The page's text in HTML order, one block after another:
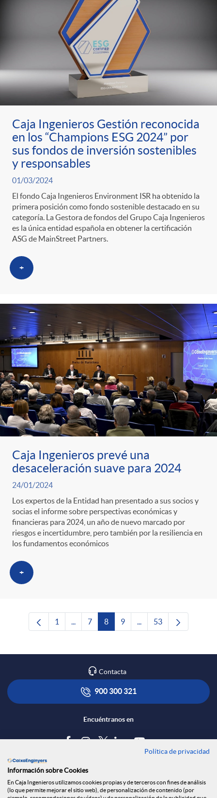
Caja Ingenieros Gestión reconocida
en los “Champions ESG 2024” por
sus fondos de inversión sostenibles
y responsables
01/03/2024
El fondo Caja Ingenieros Environment ISR ha obtenido la
primera posición como fondo sostenible destacado en su
categoría. La Gestora de fondos del Grupo Caja Ingenieros
es la única entidad española en obtener la certificación
ASG de MainStreet Partners.
+
Caja Ingenieros prevé una
desaceleración suave para 2024
24/01/2024
Los expertos de la Entidad han presentado a sus socios y
socias el informe sobre perspectivas económicas y
financieras para 2024, un año de nuevo marcado por
riesgos e incertidumbre, pero también por la resiliencia en
los fundamentos económicos
+
Página
1 ...Páginas intermedias Use TAB para
Página
7 Página
8 Página
9 ...Páginas intermedias
Página
53
Contacta
900 300 321
Encuéntranos en
Tablón de anuncios
Política de cookies
Política de privacidad
Información sobre Cookies
En Caja Ingenieros utilizamos cookies propias y de terceros con fines de análisis
(lo que permite mejorar el sitio web), de personalización de contenido (por